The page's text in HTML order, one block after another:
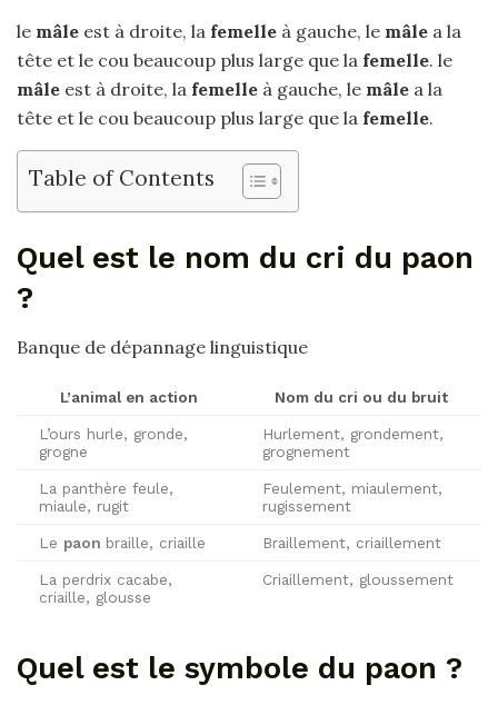
le mâle est à droite, la femelle à gauche, le mâle a la
tête et le cou beaucoup plus large que la femelle. le
mâle est à droite, la femelle à gauche, le mâle a la
tête et le cou beaucoup plus large que la femelle.
Table of Contents
Quel est le nom du cri du paon
?
Banque de dépannage linguistique
L’animal en action Nom du cri ou du bruit
L’ours hurle, gronde,
grogne
Hurlement, grondement,
grognement
La panthère feule,
miaule, rugit
Feulement, miaulement,
rugissement
Le paon braille, criaille Braillement, criaillement
La perdrix cacabe,
criaille, glousse
Criaillement, gloussement
Quel est le symbole du paon ?